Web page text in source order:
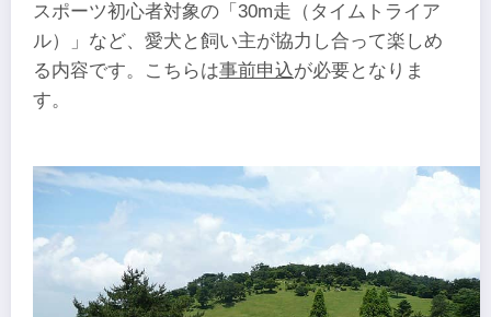
スポーツ初心者対象の「30m走（タイムトライア
ル）」など、愛犬と飼い主が協力し合って楽しめ
る内容です。こちらは事前申込が必要となりま
す。